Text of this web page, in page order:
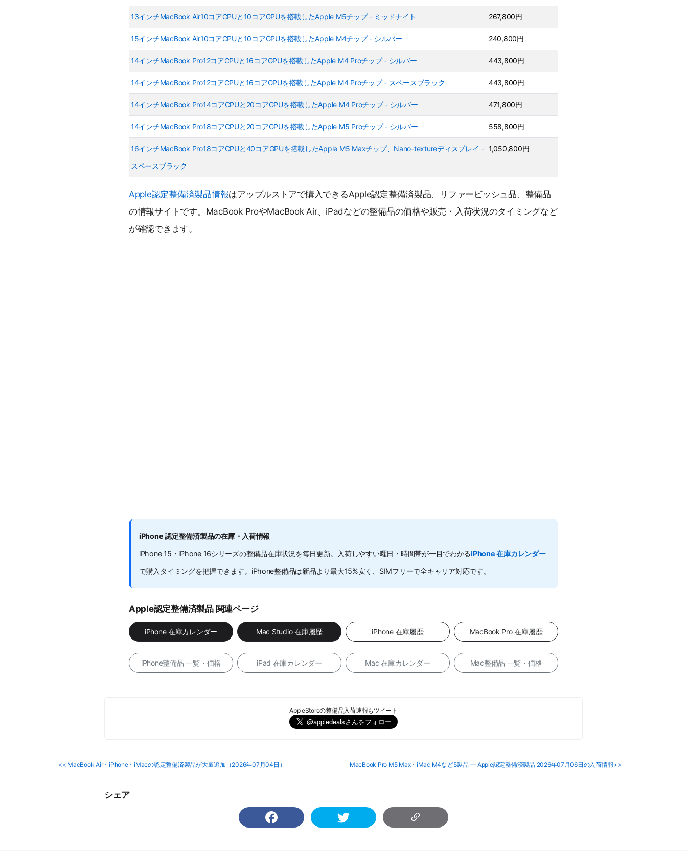
13インチMacBook Air10コアCPUと10コアGPUを搭載したApple M5チップ - ミッドナイト 267,800円
15インチMacBook Air10コアCPUと10コアGPUを搭載したApple M4チップ - シルバー 240,800円
14インチMacBook Pro12コアCPUと16コアGPUを搭載したApple M4 Proチップ - シルバー 443,800円
14インチMacBook Pro12コアCPUと16コアGPUを搭載したApple M4 Proチップ - スペースブラック 443,800円
14インチMacBook Pro14コアCPUと20コアGPUを搭載したApple M4 Proチップ - シルバー 471,800円
14インチMacBook Pro18コアCPUと20コアGPUを搭載したApple M5 Proチップ - シルバー 558,800円
16インチMacBook Pro18コアCPUと40コアGPUを搭載したApple M5 Maxチップ、Nano-textureディスプレイ -
スペースブラック
1,050,800円
Apple認定整備済製品情報はアップルストアで購入できるApple認定整備済製品、リファービッシュ品、整備品
の情報サイトです。MacBook ProやMacBook Air、iPadなどの整備品の価格や販売・入荷状況のタイミングなど
が確認できます。
iPhone 認定整備済製品の在庫・入荷情報
iPhone 15・iPhone 16シリーズの整備品在庫状況を毎日更新。入荷しやすい曜日・時間帯が一目でわかるiPhone 在庫カレンダー
で購入タイミングを把握できます。iPhone整備品は新品より最大15%安く、SIMフリーで全キャリア対応です。
Apple認定整備済製品 関連ページ
iPhone 在庫カレンダー Mac Studio 在庫履歴 iPhone 在庫履歴 MacBook Pro 在庫履歴
iPhone整備品 一覧・価格 iPad 在庫カレンダー Mac 在庫カレンダー Mac整備品 一覧・価格
AppleStoreの整備品入荷速報もツイート
<< MacBook Air・iPhone・iMacの認定整備済製品が大量追加（2026年07月04日） MacBook Pro M5 Max・iMac M4など5製品 — Apple認定整備済製品 2026年07月06日の入荷情報>>
シェア